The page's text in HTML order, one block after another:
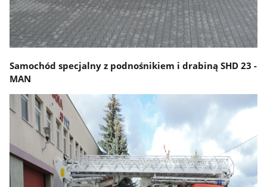
Samochód specjalny z podnośnikiem i drabiną SHD 23 -
MAN